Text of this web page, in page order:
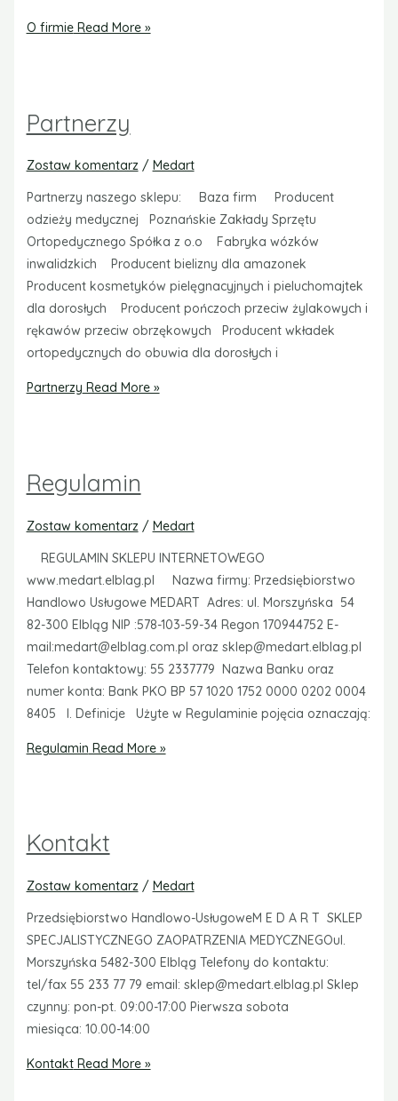
O firmieRead More »
Partnerzy
Zostaw komentarz / Medart
Partnerzy naszego sklepu: Baza firm Producent
odzieży medycznej Poznańskie Zakłady Sprzętu
Ortopedycznego Spółka z o.o Fabryka wózków
inwalidzkich Producent bielizny dla amazonek
Producent kosmetyków pielęgnacyjnych i pieluchomajtek
dla dorosłych Producent pończoch przeciw żylakowych i
rękawów przeciw obrzękowych Producent wkładek
ortopedycznych do obuwia dla dorosłych i
Partnerzy Read More »
Regulamin
Zostaw komentarz / Medart
REGULAMIN SKLEPU INTERNETOWEGO
www.medart.elblag.pl Nazwa firmy: Przedsiębiorstwo
Handlowo Usługowe MEDART Adres: ul. Morszyńska 54
82-300 Elbląg NIP :578-103-59-34 Regon 170944752 E-
mail:medart@elblag.com.pl oraz sklep@medart.elblag.pl
Telefon kontaktowy: 55 2337779 Nazwa Banku oraz
numer konta: Bank PKO BP 57 1020 1752 0000 0202 0004
8405 I. Definicje Użyte w Regulaminie pojęcia oznaczają:
Regulamin Read More »
Kontakt
Zostaw komentarz / Medart
Przedsiębiorstwo Handlowo-UsługoweM E D A R T SKLEP
SPECJALISTYCZNEGO ZAOPATRZENIA MEDYCZNEGOul.
Morszyńska 5482-300 Elbląg Telefony do kontaktu:
tel/fax 55 233 77 79 email: sklep@medart.elblag.pl Sklep
czynny: pon-pt. 09:00-17:00 Pierwsza sobota
miesiąca: 10.00-14:00
KontaktRead More »